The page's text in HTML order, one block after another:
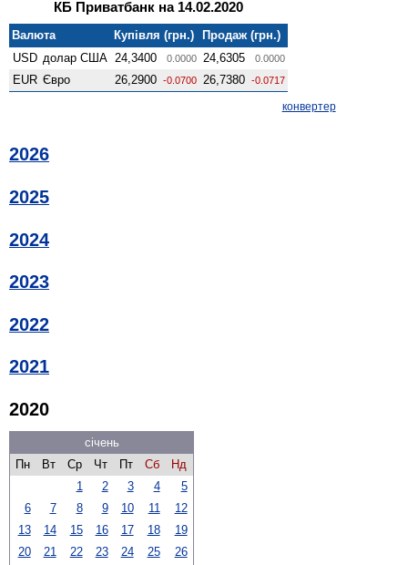
КБ Приватбанк на 14.02.2020
Валюта Купівля (грн.)
Продаж (грн.)
USD долар США 24,3400 0.0000 24,6305 0.0000
EUR Євро 26,2900 -0.0700 26,7380 -0.0717
конвертер
2026
2025
2024
2023
2022
2021
2020
січень
Пн
Вт Ср Чт Пт Сб
Нд
1
2 3 4
5
6
7 8 9 10 11
12
13
14 15 16 17 18
19
20
21 22 23 24 25
26